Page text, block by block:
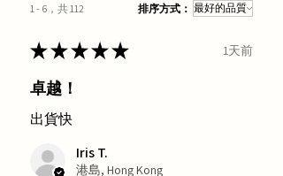
1 - 6，共 112 排序方式：
★★★★★ 1天前
卓越！
出貨快
Iris T.
港島, Hong Kong